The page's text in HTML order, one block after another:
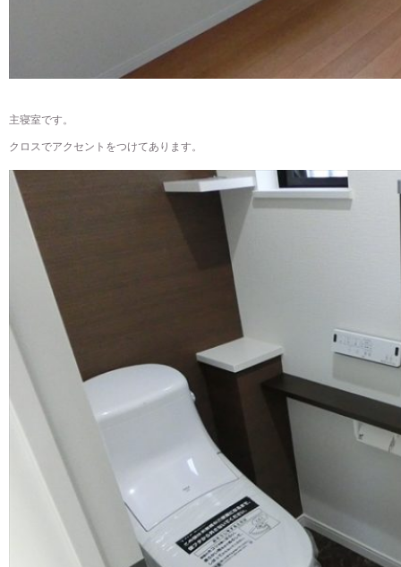
主寝室です。
クロスでアクセントをつけてあります。